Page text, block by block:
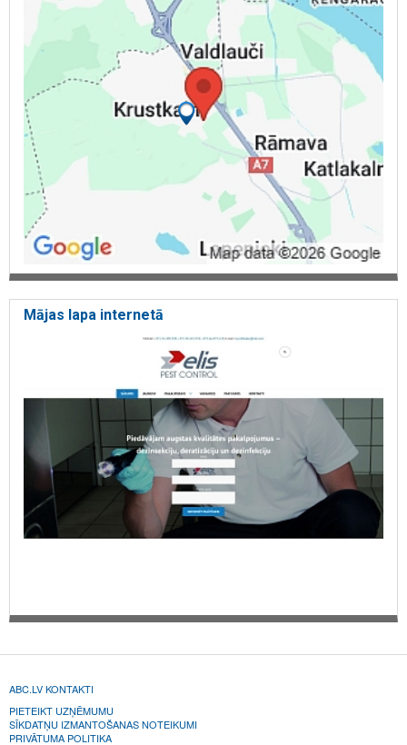
Mājas lapa internetā
ABC.LV KONTAKTI
PIETEIKT UZŅĒMUMU
SĪKDATŅU IZMANTOŠANAS NOTEIKUMI
PRIVĀTUMA POLITIKA